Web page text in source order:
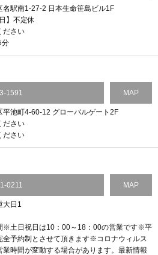
名駅南1-27-2 日本生命笹島ビル1F
】不定休
ださい
分
1591 MAP
平池町4-60-12 グローバルゲート2F
ださい
ださい
0211 MAP
大日1
※土日祝日は10：00～18：00の営業です※平
全予約制とさせて頂きます※コロナウィルス
時間が変動する場合があります。最新情報